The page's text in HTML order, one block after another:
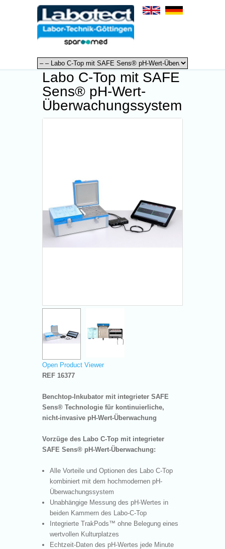
Labo C-Top mit SAFE
Sens® pH-Wert-
Überwachungssystem
Open Product Viewer
REF 16377
Benchtop-Inkubator mit integrieter SAFE
Sens® Technologie für kontinuierliche,
nicht-invasive pH-Wert-Überwachung
Vorzüge des Labo C-Top mit integrieter
SAFE Sens® pH-Wert-Überwachung:
Alle Vorteile und Optionen des Labo C-Top
kombiniert mit dem hochmodernen pH-
Überwachungssystem
Unabhängige Messung des pH-Wertes in
beiden Kammern des Labo-C-Top
Integrierte TrakPods™ ohne Belegung eines
wertvollen Kulturplatzes
Echtzeit-Daten des pH-Wertes jede Minute